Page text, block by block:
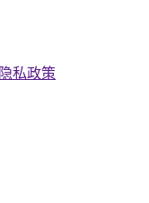
隐私政策